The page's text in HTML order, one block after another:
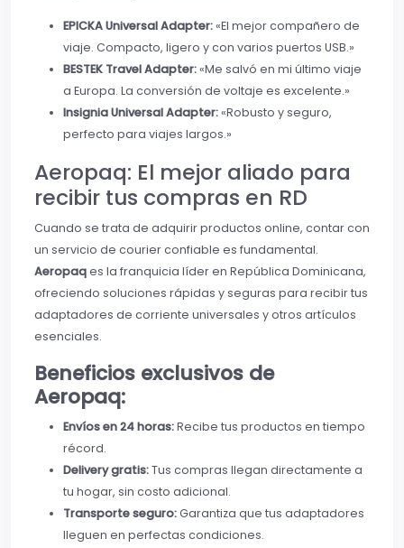
EPICKA Universal Adapter:«El mejor compañero de
viaje. Compacto, ligero y con varios puertos USB.»
BESTEK Travel Adapter:«Me salvó en mi último viaje
a Europa. La conversión de voltaje es excelente.»
Insignia Universal Adapter:«Robusto y seguro,
perfecto para viajes largos.»
Aeropaq: El mejor aliado para
recibir tus compras en RD
Cuando se trata de adquirir productos online, contar con
un servicio de courier confiable es fundamental.
Aeropaqes la franquicia líder en República Dominicana,
ofreciendo soluciones rápidas y seguras para recibir tus
adaptadores de corriente universales y otros artículos
esenciales.
Beneficios exclusivos de
Aeropaq:
Envíos en 24 horas:Recibe tus productos en tiempo
récord.
Delivery gratis:Tus compras llegan directamente a
tu hogar, sin costo adicional.
Transporte seguro:Garantiza que tus adaptadores
lleguen en perfectas condiciones.